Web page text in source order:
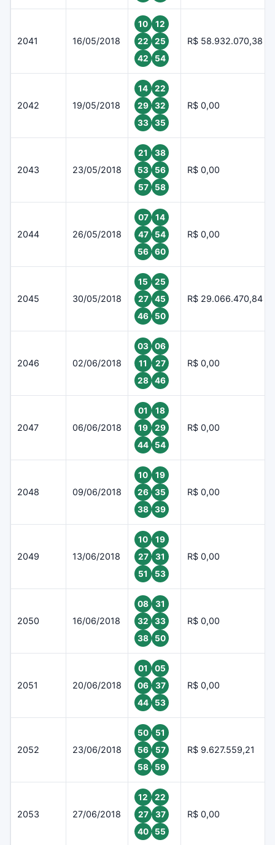
2041 16/05/2018
10
12
22
25
42
54
R$ 58.932.070,38
2042 19/05/2018
14
22
29
32
33
35
R$ 0,00
2043 23/05/2018
21
38
53
56
57
58
R$ 0,00
2044 26/05/2018
07
14
47
54
56
60
R$ 0,00
2045 30/05/2018
15
25
27
45
46
50
R$ 29.066.470,84
2046 02/06/2018
03
06
11
27
28
46
R$ 0,00
2047 06/06/2018
01
18
19
29
44
54
R$ 0,00
2048 09/06/2018
10
19
26
35
38
39
R$ 0,00
2049 13/06/2018
10
19
27
31
51
53
R$ 0,00
2050 16/06/2018
08
31
32
33
38
50
R$ 0,00
2051 20/06/2018
01
05
06
37
44
53
R$ 0,00
2052 23/06/2018
50
51
56
57
58
59
R$ 9.627.559,21
2053 27/06/2018
12
22
27
37
40
55
R$ 0,00